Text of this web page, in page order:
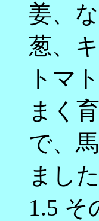
姜、
葱、
トマ
まく
で、
ました
1.5 そ